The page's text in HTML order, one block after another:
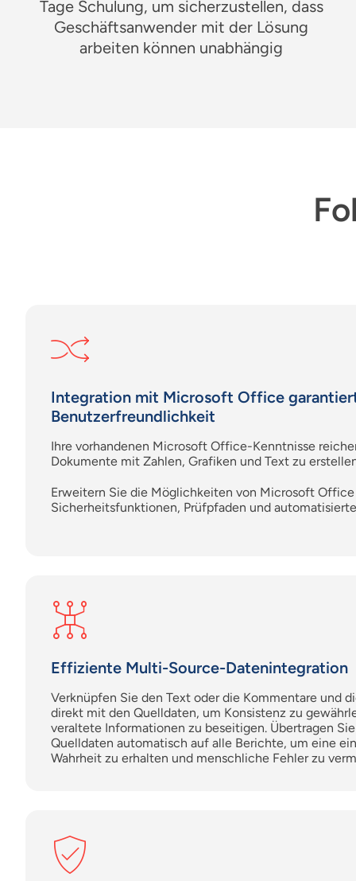
TageSchulung, um sicherzustellen, dass
Geschäftsanwender mit der Lösung
arbeiten können unabhängig
Integration mit Microsoft Office
Benutzerfreundlichkeit
Ihre vorhandenen Microsoft Office-Kenntnisse
Dokumente mit Zahlen, Grafiken und Text zu
Erweitern Sie die Möglichkeiten von Microsoft
Sicherheitsfunktionen, Prüfpfaden und
Effiziente Multi-Source-Datenintegration
Verknüpfen Sie den Text oder die Kommentare und
direkt mit den Quelldaten, um Konsistenz zu
veraltete Informationen zu beseitigen. Übertragen
Quelldaten automatisch auf alle Berichte, um eine
Wahrheit zu erhalten und menschliche Fehler zu